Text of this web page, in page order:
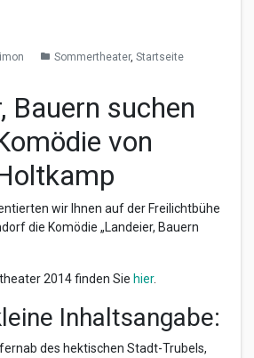
folder Sommertheater, Startseite
Bauern suchen
von
wir Ihnen auf der Freilichtbühe
die Komödie „Landeier, Bauern
2014 finden Sie hier.
Inhaltsangabe:
des hektischen Stadt-Trubels,